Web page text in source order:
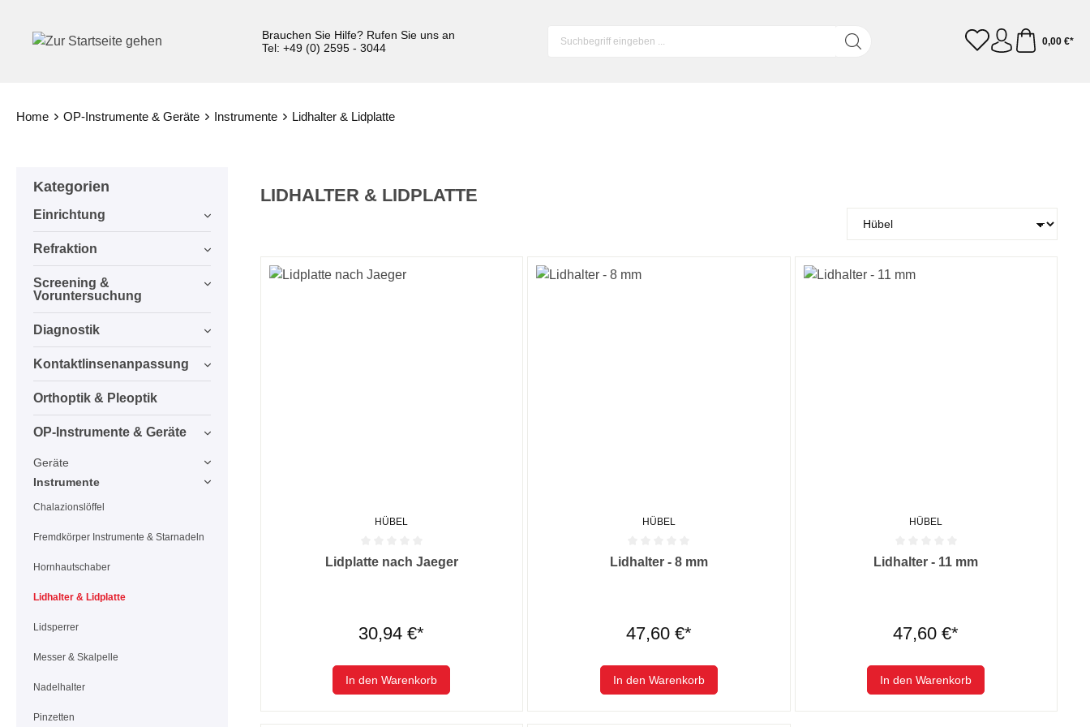
Brauchen Sie Hilfe? Rufen Sie uns an
Tel: +49 (0) 2595 - 3044
0,00 €*
Home OP-Instrumente & Geräte Instrumente Lidhalter & Lidplatte
Kategorien
Einrichtung
Refraktion
Screening &
Voruntersuchung
Diagnostik
Kontaktlinsenanpassung
Orthoptik & Pleoptik
OP-Instrumente & Geräte
Geräte
Instrumente
Chalazionslöffel
Fremdkörper Instrumente & Starnadeln
Hornhautschaber
Lidhalter & Lidplatte
Lidsperrer
Messer & Skalpelle
Nadelhalter
Pinzetten
LIDHALTER & LIDPLATTE
HÜBEL
Durchschnittliche Bewertung von 0 von 5 Sternen
Lidplatte nach Jaeger
30,94 €*
In den Warenkorb
HÜBEL
Durchschnittliche Bewertung von 0 von 5 Sternen
Lidhalter - 8 mm
47,60 €*
In den Warenkorb
HÜBEL
Durchschnittliche Bewertung von 0 von 5 Sternen
Lidhalter - 11 mm
47,60 €*
In den Warenkorb